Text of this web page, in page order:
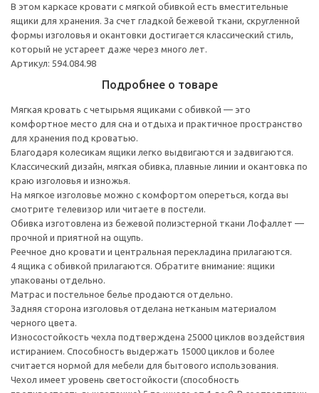
В этом каркасе кровати с мягкой обивкой есть вместительные
ящики для хранения. За счет гладкой бежевой ткани, скругленной
формы изголовья и окантовки достигается классический стиль,
который не устареет даже через много лет.
Артикул: 594.084.98
Подробнее о товаре
Мягкая кровать с четырьмя ящиками с обивкой — это
комфортное место для сна и отдыха и практичное пространство
для хранения под кроватью.
Благодаря колесикам ящики легко выдвигаются и задвигаются.
Классический дизайн, мягкая обивка, плавные линии и окантовка по
краю изголовья и изножья.
На мягкое изголовье можно с комфортом опереться, когда вы
смотрите телевизор или читаете в постели.
Обивка изготовлена из бежевой полиэстерной ткани Лофаллет —
прочной и приятной на ощупь.
Реечное дно кровати и центральная перекладина прилагаются.
4 ящика с обивкой прилагаются. Обратите внимание: ящики
упакованы отдельно.
Матрас и постельное белье продаются отдельно.
Задняя сторона изголовья отделана нетканым материалом
черного цвета.
Износостойкость чехла подтверждена 25000 циклов воздействия
истиранием. Способность выдержать 15000 циклов и более
считается нормой для мебели для бытового использования.
Чехол имеет уровень светостойкости (способность